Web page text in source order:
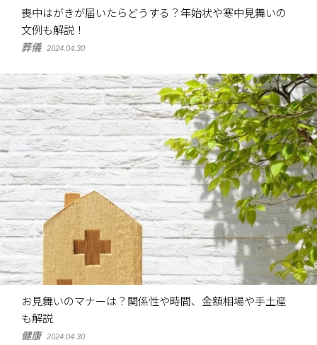
喪中はがきが届いたらどうする？年始状や寒中見舞いの
文例も解説！
葬儀 2024.04.30
お見舞いのマナーは？関係性や時間、金額相場や手土産
も解説
健康 2024.04.30